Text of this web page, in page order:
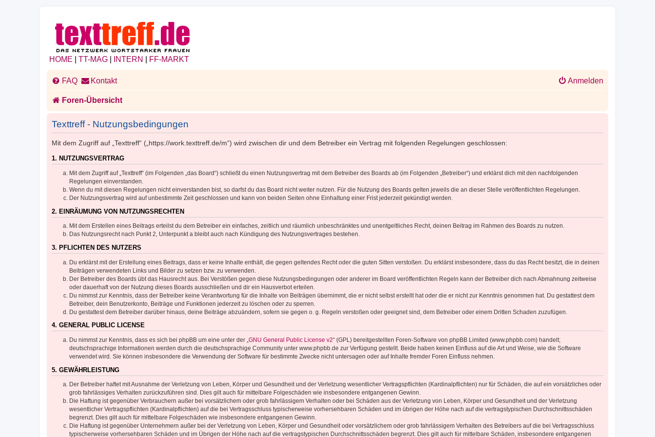
HOME TT-MAG INTERN FF-MARKT
FAQ Kontakt Anmelden
Foren-Übersicht
Texttreff - Nutzungsbedingungen
Mit dem Zugriff auf „Texttreff“ („https://work.texttreff.de/m“) wird zwischen dir und dem Betreiber ein Vertrag mit folgenden Regelungen geschlossen:
1. NUTZUNGSVERTRAG
Mit dem Zugriff auf „Texttreff“ (im Folgenden „das Board“) schließt du einen Nutzungsvertrag mit dem Betreiber des Boards ab (im Folgenden „Betreiber“) und erklärst dich mit den nachfolgenden
Regelungen einverstanden.
Wenn du mit diesen Regelungen nicht einverstanden bist, so darfst du das Board nicht weiter nutzen. Für die Nutzung des Boards gelten jeweils die an dieser Stelle veröffentlichten Regelungen.
Der Nutzungsvertrag wird auf unbestimmte Zeit geschlossen und kann von beiden Seiten ohne Einhaltung einer Frist jederzeit gekündigt werden.
2. EINRÄUMUNG VON NUTZUNGSRECHTEN
Mit dem Erstellen eines Beitrags erteilst du dem Betreiber ein einfaches, zeitlich und räumlich unbeschränktes und unentgeltliches Recht, deinen Beitrag im Rahmen des Boards zu nutzen.
Das Nutzungsrecht nach Punkt 2, Unterpunkt a bleibt auch nach Kündigung des Nutzungsvertrages bestehen.
3. PFLICHTEN DES NUTZERS
Du erklärst mit der Erstellung eines Beitrags, dass er keine Inhalte enthält, die gegen geltendes Recht oder die guten Sitten verstoßen. Du erklärst insbesondere, dass du das Recht besitzt, die in deinen
Beiträgen verwendeten Links und Bilder zu setzen bzw. zu verwenden.
Der Betreiber des Boards übt das Hausrecht aus. Bei Verstößen gegen diese Nutzungsbedingungen oder anderer im Board veröffentlichten Regeln kann der Betreiber dich nach Abmahnung zeitweise
oder dauerhaft von der Nutzung dieses Boards ausschließen und dir ein Hausverbot erteilen.
Du nimmst zur Kenntnis, dass der Betreiber keine Verantwortung für die Inhalte von Beiträgen übernimmt, die er nicht selbst erstellt hat oder die er nicht zur Kenntnis genommen hat. Du gestattest dem
Betreiber, dein Benutzerkonto, Beiträge und Funktionen jederzeit zu löschen oder zu sperren.
Du gestattest dem Betreiber darüber hinaus, deine Beiträge abzuändern, sofern sie gegen o. g. Regeln verstoßen oder geeignet sind, dem Betreiber oder einem Dritten Schaden zuzufügen.
4. GENERAL PUBLIC LICENSE
Du nimmst zur Kenntnis, dass es sich bei phpBB um eine unter der „GNU General Public License v2“ (GPL) bereitgestellten Foren-Software von phpBB Limited (www.phpbb.com) handelt;
deutschsprachige Informationen werden durch die deutschsprachige Community unter www.phpbb.de zur Verfügung gestellt. Beide haben keinen Einfluss auf die Art und Weise, wie die Software
verwendet wird. Sie können insbesondere die Verwendung der Software für bestimmte Zwecke nicht untersagen oder auf Inhalte fremder Foren Einfluss nehmen.
5. GEWÄHRLEISTUNG
Der Betreiber haftet mit Ausnahme der Verletzung von Leben, Körper und Gesundheit und der Verletzung wesentlicher Vertragspflichten (Kardinalpflichten) nur für Schäden, die auf ein vorsätzliches oder
grob fahrlässiges Verhalten zurückzuführen sind. Dies gilt auch für mittelbare Folgeschäden wie insbesondere entgangenen Gewinn.
Die Haftung ist gegenüber Verbrauchern außer bei vorsätzlichem oder grob fahrlässigem Verhalten oder bei Schäden aus der Verletzung von Leben, Körper und Gesundheit und der Verletzung
wesentlicher Vertragspflichten (Kardinalpflichten) auf die bei Vertragsschluss typischerweise vorhersehbaren Schäden und im übrigen der Höhe nach auf die vertragstypischen Durchschnittsschäden
begrenzt. Dies gilt auch für mittelbare Folgeschäden wie insbesondere entgangenen Gewinn.
Die Haftung ist gegenüber Unternehmern außer bei der Verletzung von Leben, Körper und Gesundheit oder vorsätzlichem oder grob fahrlässigem Verhalten des Betreibers auf die bei Vertragsschluss
typischerweise vorhersehbaren Schäden und im Übrigen der Höhe nach auf die vertragstypischen Durchschnittsschäden begrenzt. Dies gilt auch für mittelbare Schäden, insbesondere entgangenen